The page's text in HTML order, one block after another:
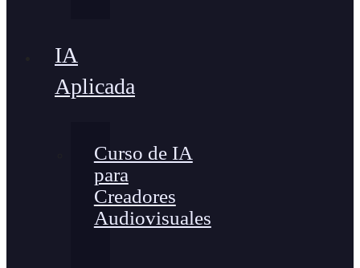
IA
Aplicada
Curso de IA
para
Creadores
Audiovisuales